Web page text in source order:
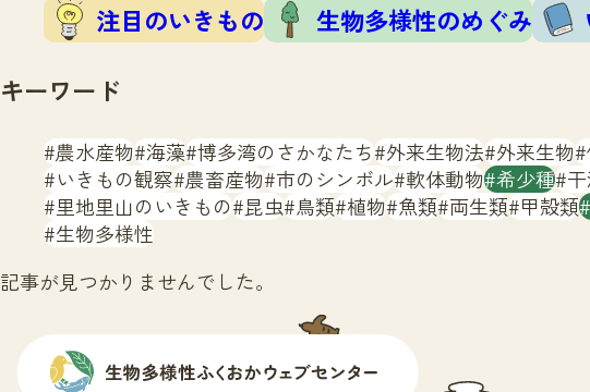
注目のいきもの 生物多様性のめぐみ
キーワード
農水産物 海藻 博多湾のさかなたち 外来生物法 外来生物
いきもの観察 農畜産物 市のシンボル 軟体動物 希少種
里地里山のいきもの 昆虫 鳥類 植物 魚類 両生類 甲殻類
生物多様性
記事が見つかりませんでした。